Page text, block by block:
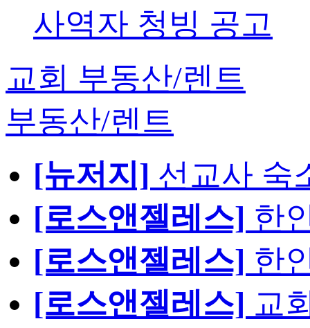
사역자 청빙 공고
교회 부동산/렌트
부동산/렌트
[뉴저지] 선교사 숙
[로스앤젤레스] 한
[로스앤젤레스] 한
[로스앤젤레스] 교